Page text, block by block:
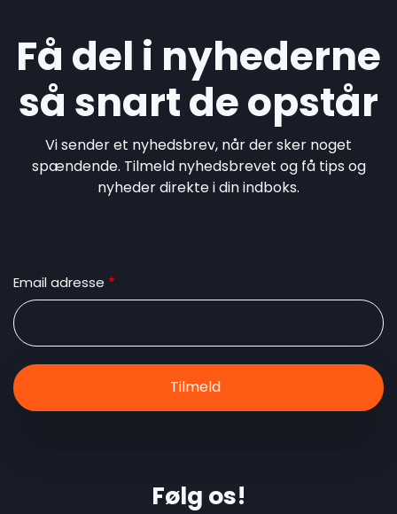
Få del i nyhederne
så snart de opstår
Vi sender et nyhedsbrev, når der sker noget
spændende. Tilmeld nyhedsbrevet og få tips og
nyheder direkte i din indboks.
Email adresse
Følg os!